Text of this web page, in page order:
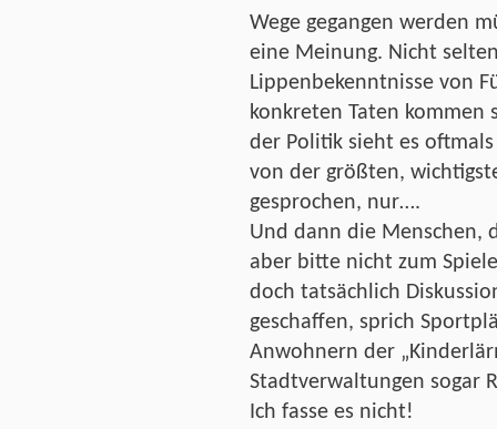
Wege gegangen werden
eine Meinung. Nicht
Lippenbekenntnisse von
konkreten Taten kommen
der Politik sieht es
von der größten,
gesprochen, nur….
Und dann die Menschen,
aber bitte nicht zum
doch tatsächlich
geschaffen, sprich
Anwohnern der
Stadtverwaltungen sogar
Ich fasse es nicht!